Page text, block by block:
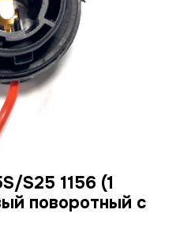
S25 1156 (1
поворотный с